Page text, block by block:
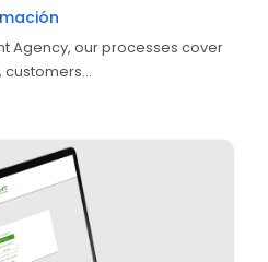
Agency, our processes cover